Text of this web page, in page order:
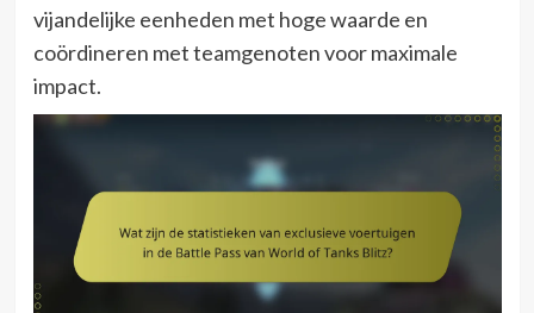
vijandelijke eenheden met hoge waarde en
coördineren met teamgenoten voor maximale
impact.